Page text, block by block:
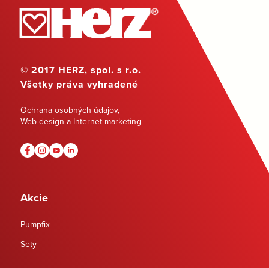
© 2017 HERZ, spol. s r.o.
Všetky práva vyhradené
Ochrana osobných údajov,
Web design a Internet marketing
Akcie
Pumpfix
Sety